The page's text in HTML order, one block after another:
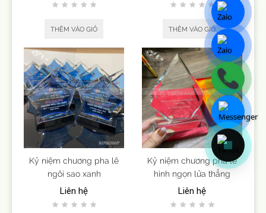
THÊM VÀO GIỎ THÊM VÀO GIỎ
Kỷ niệm chương pha lê
ngôi sao xanh
Liên hệ
Kỷ niệm chương pha lê
hình ngọn lửa thẳng
Liên hệ